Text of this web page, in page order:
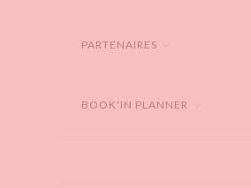
PARTENAIRES
BOOK'IN PLANNER